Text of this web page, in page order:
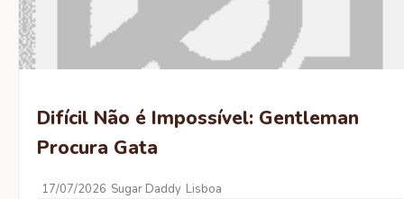
Difícil Não é Impossível: Gentleman
Procura Gata
17/07/2026 Sugar Daddy Lisboa